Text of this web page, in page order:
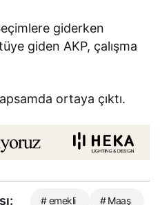
giderken
giden AKP, çalışma
ortaya çıktı.
# emekli # Maaş